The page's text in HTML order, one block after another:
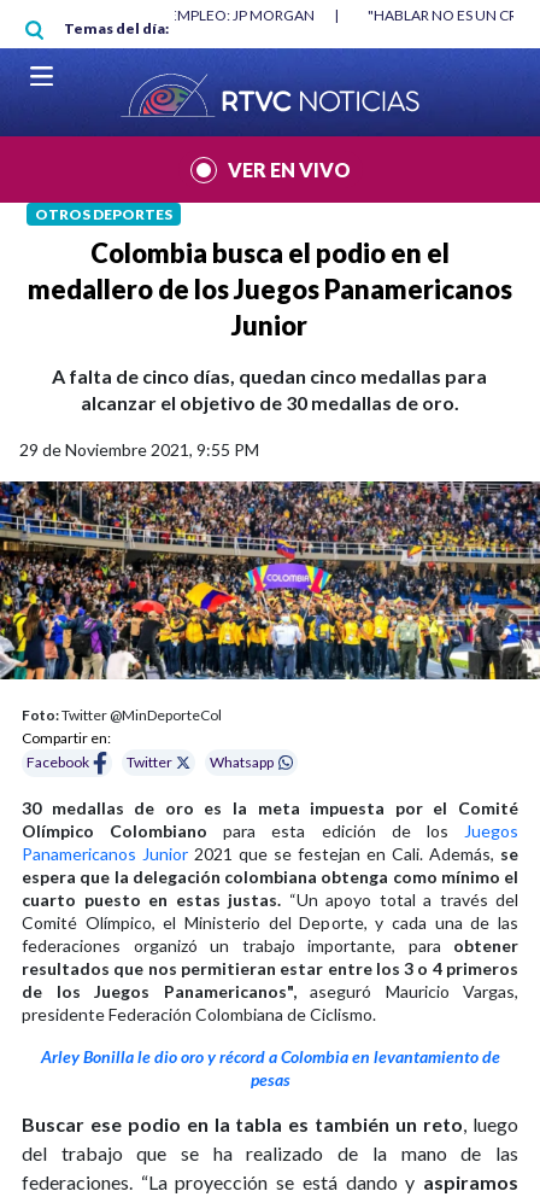
Pasar al contenido principal
Temas del día:
"HABLAR NO ES UN CRIMEN": CARTA DE BETO CORAL |
VER EN VIVO
OTROS DEPORTES
Colombia busca el podio en el
medallero de los Juegos Panamericanos
Junior
A falta de cinco días, quedan cinco medallas para
alcanzar el objetivo de 30 medallas de oro.
29 de Noviembre 2021, 9:55 PM
Foto:Twitter @MinDeporteCol
Compartir en:
Facebook
Twitter Whatsapp
30 medallas de oro es la meta impuesta por el Comité
Olímpico Colombiano para esta edición de los
Juegos
Panamericanos Junior 2021 que se festejan en Cali. Además, se
espera que la delegación colombiana obtenga como mínimo el
cuarto puesto en estas justas. “Un apoyo total a través del
Comité Olímpico, el Ministerio del Deporte, y cada una de las
federaciones organizó un trabajo importante, para obtener
resultados que nos permitieran estar entre los 3 o 4 primeros
de los Juegos Panamericanos",aseguró Mauricio Vargas,
presidente Federación Colombiana de Ciclismo.
Arley Bonilla le dio oro y récord a Colombia en levantamiento de
pesas
Buscar ese podio en la tabla es también un reto, luego
del trabajo que se ha realizado de la mano de las
federaciones. “La proyección se está dando y aspiramos